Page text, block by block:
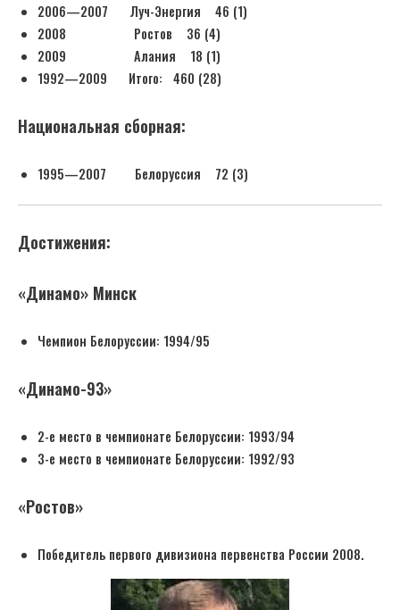
2006—2007 Луч-Энергия 46 (1)
2008 Ростов 36 (4)
2009 Алания 18 (1)
1992—2009 Итого: 460 (28)
Национальная сборная:
1995—2007 Белоруссия 72 (3)
Достижения:
«Динамо» Минск
Чемпион Белоруссии: 1994/95
«Динамо-93»
2-е место в чемпионате Белоруссии: 1993/94
3-е место в чемпионате Белоруссии: 1992/93
«Ростов»
Победитель первого дивизиона первенства России 2008.